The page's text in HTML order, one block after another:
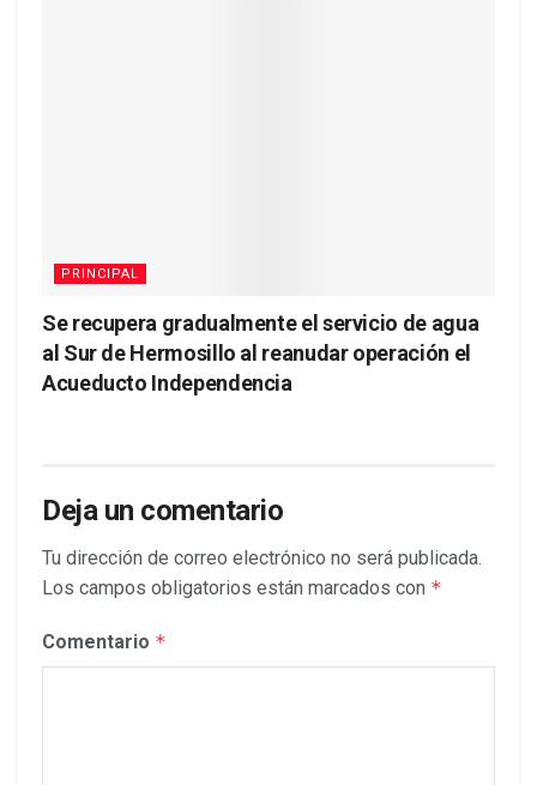
PRINCIPAL
Se recupera gradualmente el servicio de agua
al Sur de Hermosillo al reanudar operación el
Acueducto Independencia
Deja un comentario
Tu dirección de correo electrónico no será publicada.
Los campos obligatorios están marcados con *
Comentario *